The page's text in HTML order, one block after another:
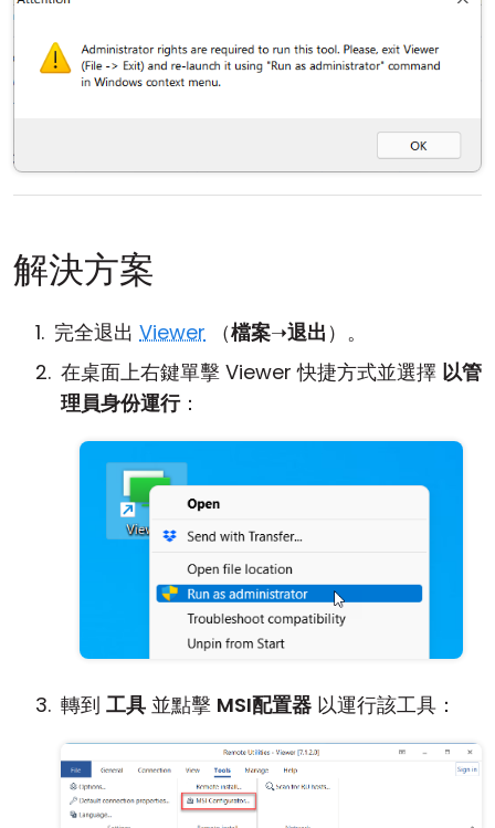
解決方案
完全退出 Viewer （檔案➝退出 ）。
在桌面上右鍵單擊 Viewer 快捷方式並選擇 以管
理員身份運行：
轉到 工具 並點擊 MSI配置器 以運行該工具：